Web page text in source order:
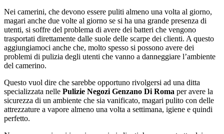
Nei camerini, che devono essere puliti almeno una volta al giorno,
magari anche due volte al giorno se si ha una grande presenza di
utenti, si soffre del problema di avere dei batteri che vengono
trasportati direttamente dalle suole delle scarpe dei clienti. A questo
aggiungiamoci anche che, molto spesso si possono avere dei
problemi di pulizia degli utenti che vanno a danneggiare l’ambiente
del camerino.
Questo vuol dire che sarebbe opportuno rivolgersi ad una ditta
specializzata nelle Pulizie Negozi Genzano Di Roma per avere la
sicurezza di un ambiente che sia vanificato, magari pulito con delle
attrezzature a vapore almeno una volta a settimana, igiene e quindi
perfetto.